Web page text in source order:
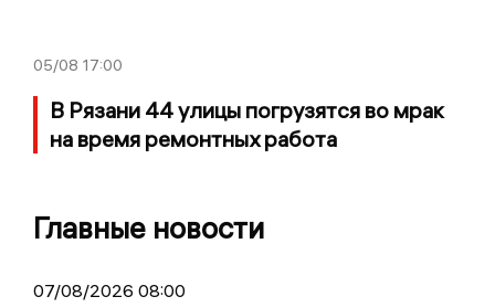
05/08 17:00
В Рязани 44 улицы погрузятся во мрак
на время ремонтных работа
Главные новости
07/08/2026 08:00